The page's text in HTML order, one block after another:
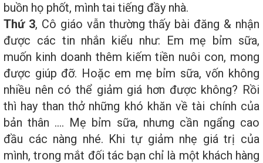
buồn họ phốt, mình tai tiếng đầy nhà.
Thứ 3, Cô giáo vẫn thường thấy bài đăng & nhận
được các tin nhắn kiểu như: Em mẹ bỉm sữa,
muốn kinh doanh thêm kiếm tiền nuôi con, mong
được giúp đỡ. Hoặc em mẹ bỉm sữa, vốn không
nhiều nên có thể giảm giá hơn được không? Rồi
thì hay than thở những khó khăn về tài chính của
bản thân .... Mẹ bỉm sữa, nhưng cần ngẩng cao
đầu các nàng nhé. Khi tự giảm nhẹ giá trị của
mình, trong mắt đối tác bạn chỉ là một khách hàng